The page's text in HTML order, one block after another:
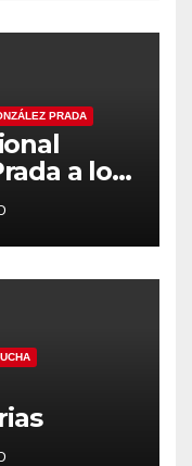
PRADA
a los